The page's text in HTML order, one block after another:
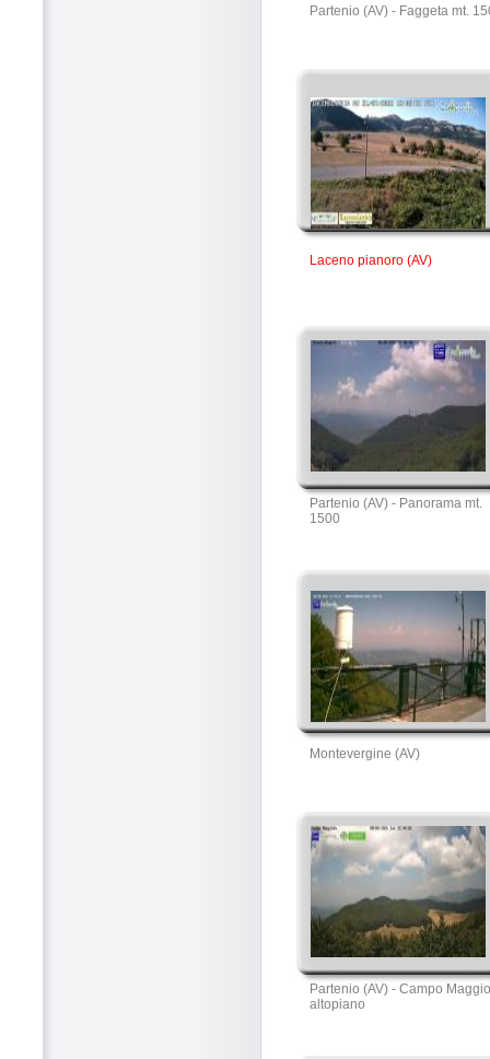
Partenio (AV) - Faggeta mt.
Laceno pianoro (AV)
Partenio (AV) - Panorama mt.
1500
Montevergine (AV)
Partenio (AV) - Campo
altopiano